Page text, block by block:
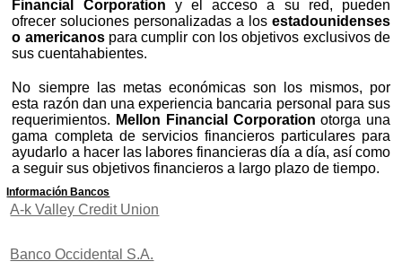
Financial Corporation y el acceso a su red, pueden
ofrecer soluciones personalizadas a los estadounidenses
o americanospara cumplir con los objetivos exclusivos de
sus cuentahabientes.
No siempre las metas económicas son los mismos, por
esta razón dan una experiencia bancaria personal para sus
requerimientos. Mellon Financial Corporation otorga una
gama completa de servicios financieros particulares para
ayudarlo a hacer las labores financieras día a día, así como
a seguir sus objetivos financieros a largo plazo de tiempo.
Información Bancos
A-k Valley Credit Union
Banco Occidental S.A.